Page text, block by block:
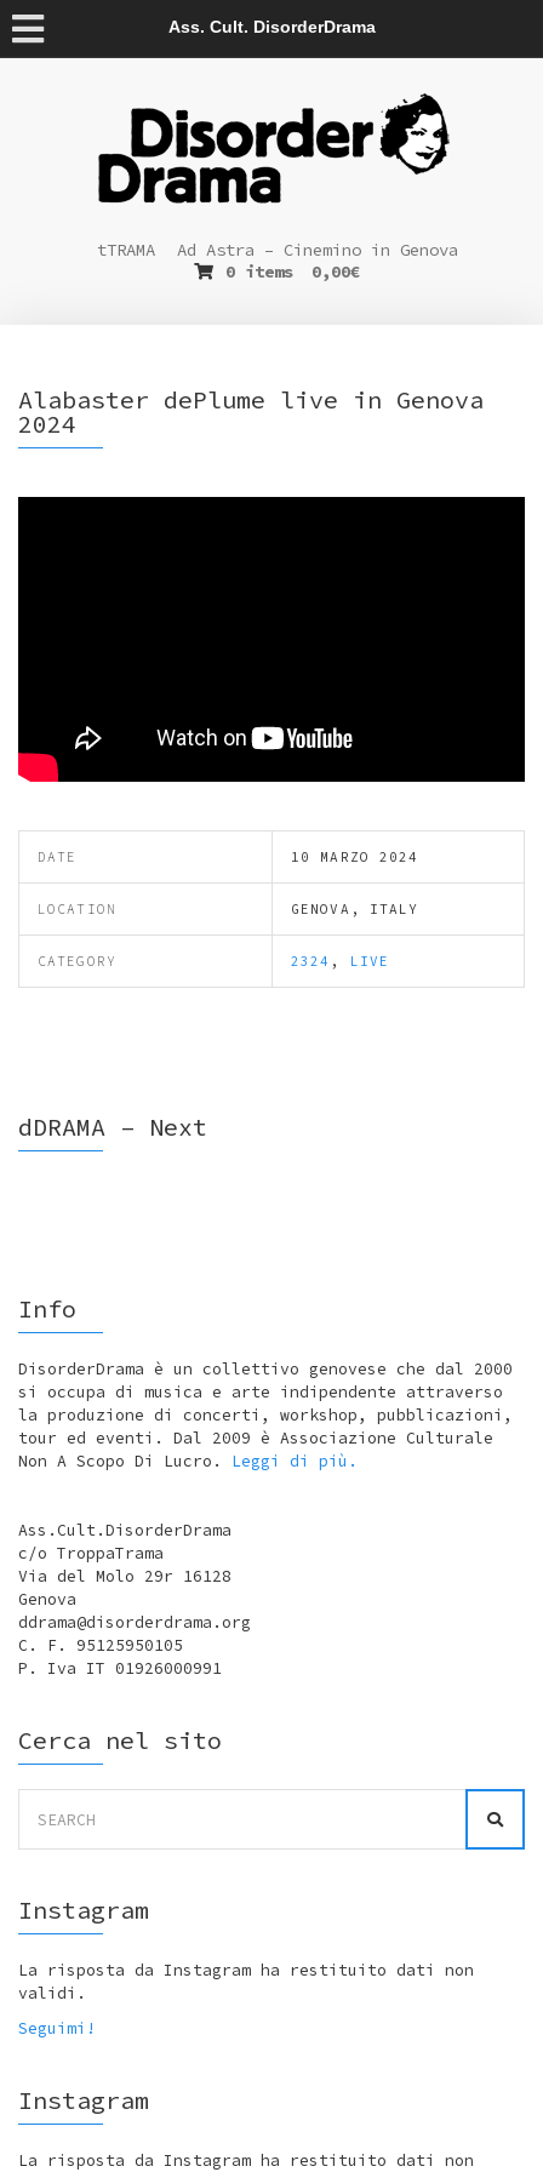
Ass. Cult. DisorderDrama
tTRAMA
Ad Astra – Cinemino in Genova
0 items
0,00€
Alabaster dePlume live in Genova
2024
DATE 10 MARZO 2024
LOCATION GENOVA, ITALY
CATEGORY 2324 , LIVE
dDRAMA – Next
Info
DisorderDrama è un collettivo genovese che dal 2000
si occupa di musica e arte indipendente attraverso
la produzione di concerti, workshop, pubblicazioni,
tour ed eventi. Dal 2009 è Associazione Culturale
Non A Scopo Di Lucro. Leggi di più.
Ass.Cult.DisorderDrama
c/o TroppaTrama
Via del Molo 29r 16128
Genova
ddrama@disorderdrama.org
C. F. 95125950105
P. Iva IT 01926000991
Cerca nel sito
for:
Instagram
La risposta da Instagram ha restituito dati non
validi.
Seguimi!
Instagram
La risposta da Instagram ha restituito dati non